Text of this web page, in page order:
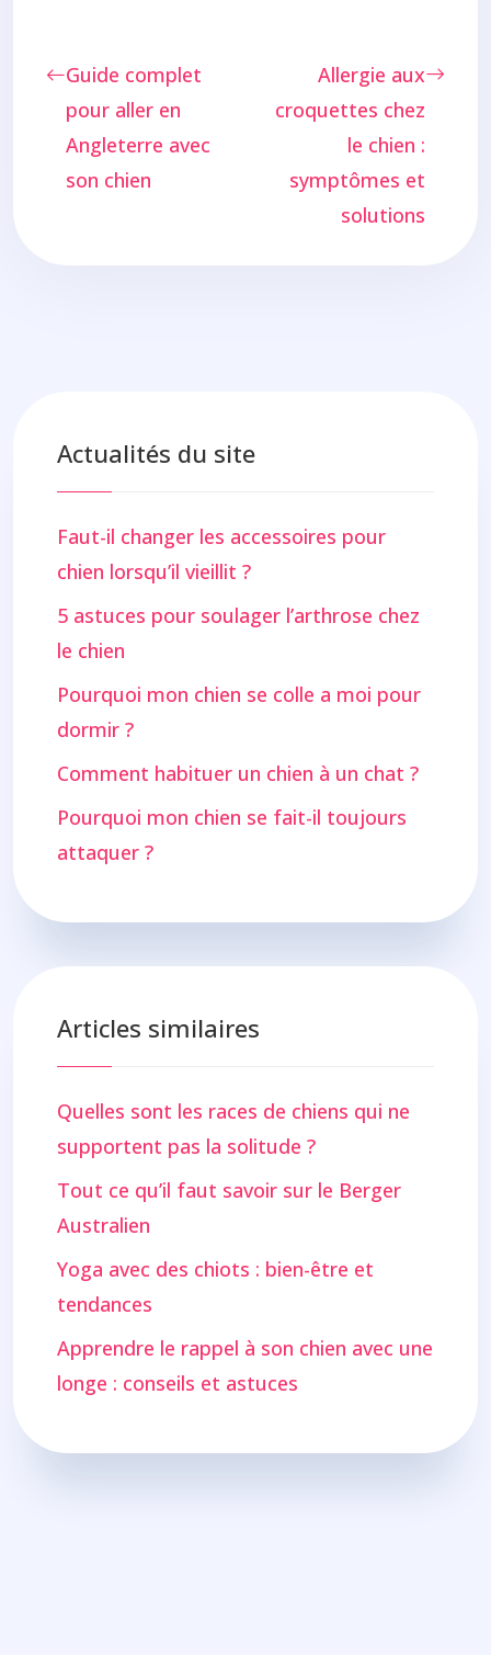
Guide complet
pour aller en
Angleterre avec
son chien
Allergie aux
croquettes chez
le chien :
symptômes et
solutions
Actualités du site
Faut-il changer les accessoires pour
chien lorsqu’il vieillit ?
5 astuces pour soulager l’arthrose chez
le chien
Pourquoi mon chien se colle a moi pour
dormir ?
Comment habituer un chien à un chat ?
Pourquoi mon chien se fait-il toujours
attaquer ?
Articles similaires
Quelles sont les races de chiens qui ne
supportent pas la solitude ?
Tout ce qu’il faut savoir sur le Berger
Australien
Yoga avec des chiots : bien-être et
tendances
Apprendre le rappel à son chien avec une
longe : conseils et astuces